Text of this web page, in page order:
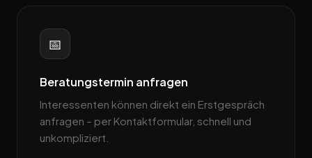
📅
Beratungstermin anfragen
Interessenten können direkt ein Erstgespräch
anfragen – per Kontaktformular, schnell und
unkompliziert.